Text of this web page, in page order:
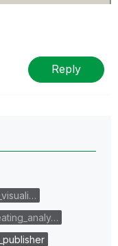
Reply